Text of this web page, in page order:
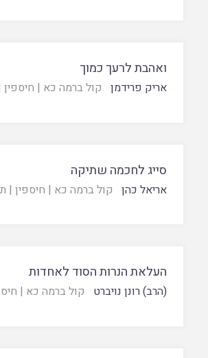
ואהבת לרעך כמוך
אריק פרידמן קול ברמה כא | חיספין
סייג לחכמה שתיקה
אריאל כהן קול ברמה כא | חיספין |
העלאת הנרות הסוד לאחדות
(הרב) רונן נויברט קול ברמה כא |